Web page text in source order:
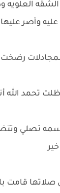
العلويه
وأصر
تحمد الله
تصلي
قامت